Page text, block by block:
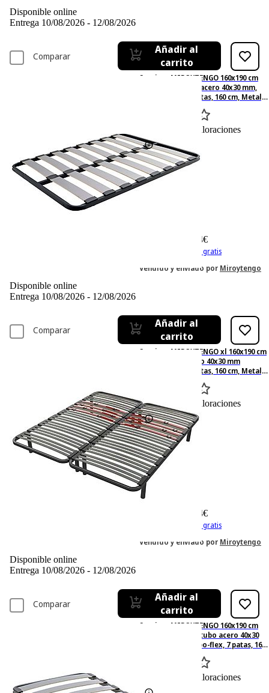
Disponible online
Entrega 10/08/2026 - 12/08/2026
Comparar
Añadir al
carrito
Somier - MIROYTENGO 160x190 cm
neo balda ancha, acero 40x30 mm,
chopo-flex, sin patas, 160 cm, Metal,
Basado en 0 valoraciones
134,64€
IVA incl. Con envío gratis
Vendido y enviado por Miroytengo
Disponible online
Entrega 10/08/2026 - 12/08/2026
Comparar
Añadir al
carrito
Somier - MIROYTENGO xl 160x190 cm
multiláminas tubo 40x30 mm
láminas haya 8 patas, 160 cm, Metal,
0Basado en 0 valoraciones
-13%
191,– €
165,24€
IVA incl. Con envío gratis
Vendido y enviado por Miroytengo
Disponible online
Entrega 10/08/2026 - 12/08/2026
Comparar
Añadir al
carrito
Somier - MIROYTENGO 160x190 cm
neo balda ancha, tubo acero 40x30
mm, láminas chopo-flex, 7 patas, 160
Basado en 0 valoraciones